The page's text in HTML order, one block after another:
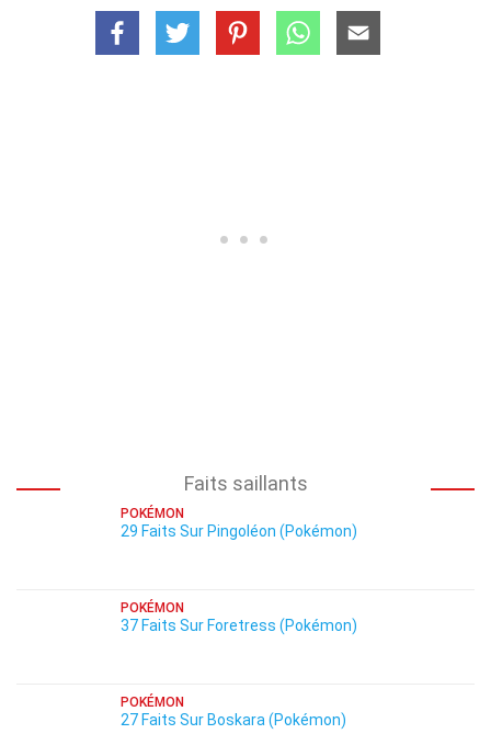
Faits saillants
POKÉMON
29 Faits Sur Pingoléon (Pokémon)
POKÉMON
37 Faits Sur Foretress (Pokémon)
POKÉMON
27 Faits Sur Boskara (Pokémon)